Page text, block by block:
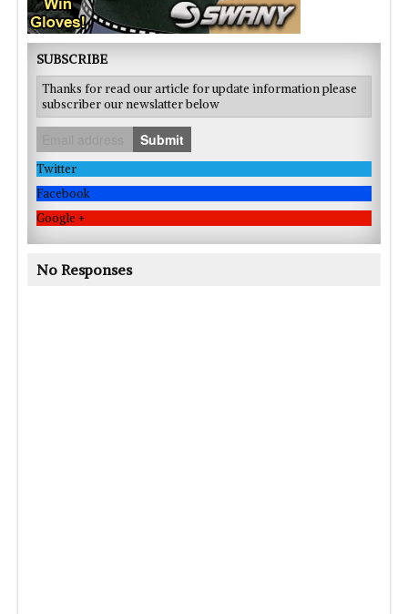
SUBSCRIBE
Thanks for read our article for update information please
subscriber our newslatter below
Submit
Twitter
Facebook
Google +
No Responses